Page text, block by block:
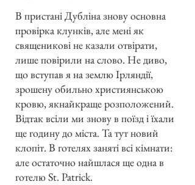
В пристані Дубліна знову основна
провірка клунків, але мені як
священикові не казали отвірати,
лише повірили на слово. Не диво,
що вступав я на землю Ірляндії,
зрошену обильно християнською
кровю, якнайкраще розположений.
Відтак всіли ми знову в поїзд і їхали
ще годину до міста. Та тут новий
клопіт. В готелях заняті всі кімнати:
але остаточно найшлася ще одна в
готелю St. Patrick.